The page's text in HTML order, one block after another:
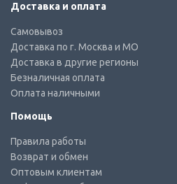
Доставка и оплата
Самовывоз
Доставка по г. Москва и МО
Доставка в другие регионы
Безналичная оплата
Оплата наличными
Помощь
Правила работы
Возврат и обмен
Оптовым клиентам